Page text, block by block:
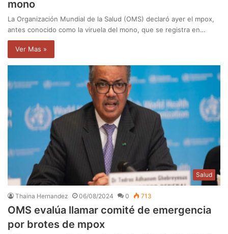
mono
La Organización Mundial de la Salud (OMS) declaró ayer el mpox,
antes conocido como la viruela del mono, que se registra en…
Ver Mas »
Salud
Thaina Hernandez 06/08/2024 0 713
OMS evalúa llamar comité de emergencia
por brotes de mpox